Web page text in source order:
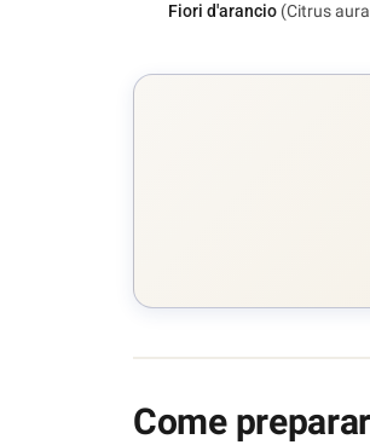
Fiori d'arancio (Citrus
Come